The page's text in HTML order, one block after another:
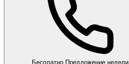
Бесплатно Предложение недели